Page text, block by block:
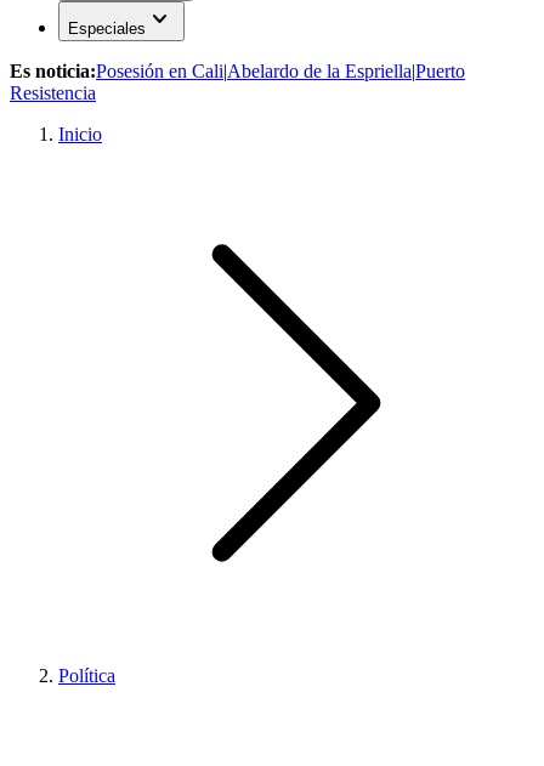
Especiales expand_more
Es noticia:Posesión en Cali|Abelardo de la Espriella|Puerto
Resistencia
Inicio
Política